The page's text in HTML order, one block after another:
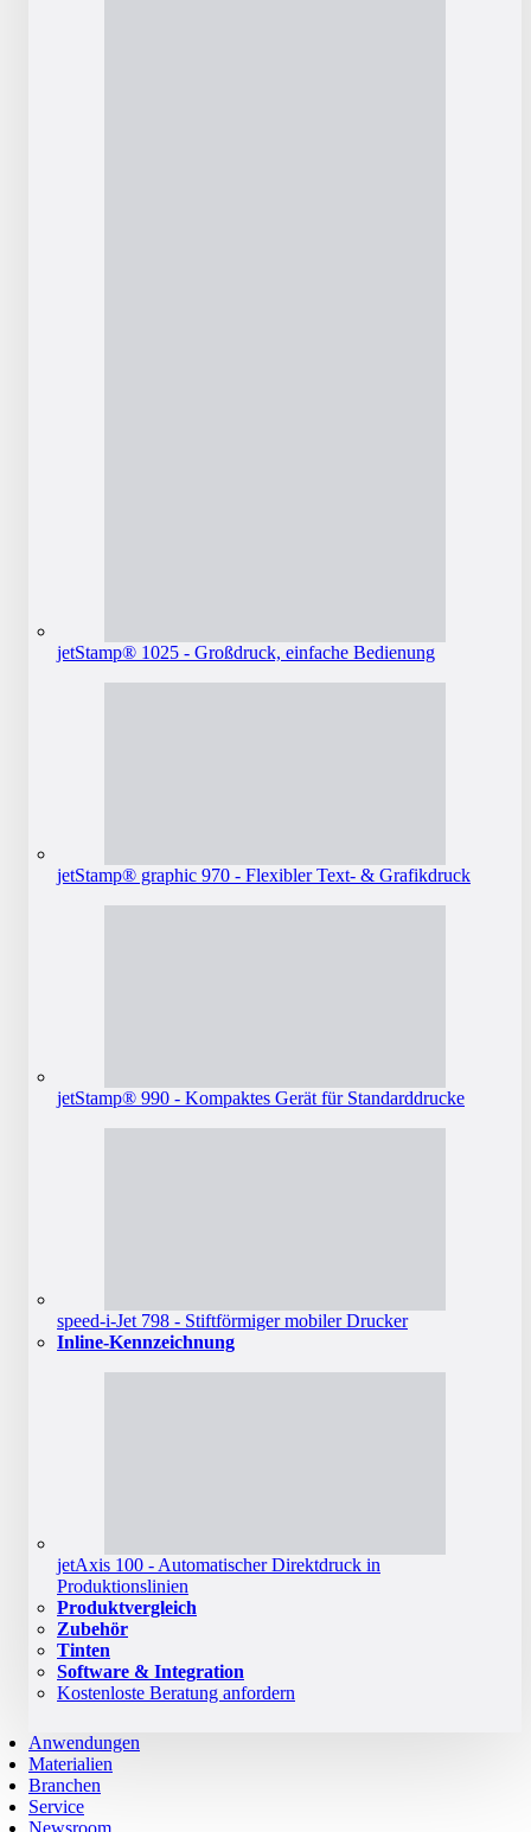
jetStamp® 1025 - Großdruck, einfache Bedienung
jetStamp® graphic 970 - Flexibler Text- & Grafikdruck
jetStamp® 990 - Kompaktes Gerät für Standarddrucke
speed-i-Jet 798 - Stiftförmiger mobiler Drucker
Inline-Kennzeichnung
jetAxis 100 - Automatischer Direktdruck in
Produktionslinien
Produktvergleich
Zubehör
Tinten
Software & Integration
Kostenloste Beratung anfordern
Anwendungen
Materialien
Branchen
Service
Newsroom